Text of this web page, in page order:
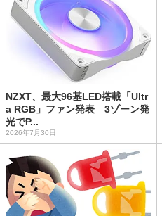
NZXT、最大96基LED搭載「Ultr
a RGB」ファン発表 3ゾーン発
光でP...
2026年7月30日